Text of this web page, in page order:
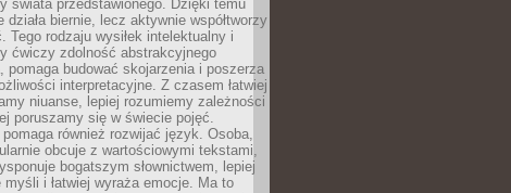
świata przedstawionego. Dzięki temu
działa biernie, lecz aktywnie współtworzy
Tego rodzaju wysiłek intelektualny i
ćwiczy zdolność abstrakcyjnego
pomaga budować skojarzenia i poszerza
interpretacyjne. Z czasem łatwiej
niuanse, lepiej rozumiemy zależności
poruszamy się w świecie pojęć.
również rozwijać język. Osoba,
obcuje z wartościowymi tekstami,
bogatszym słownictwem, lepiej
myśli i łatwiej wyraża emocje. Ma to